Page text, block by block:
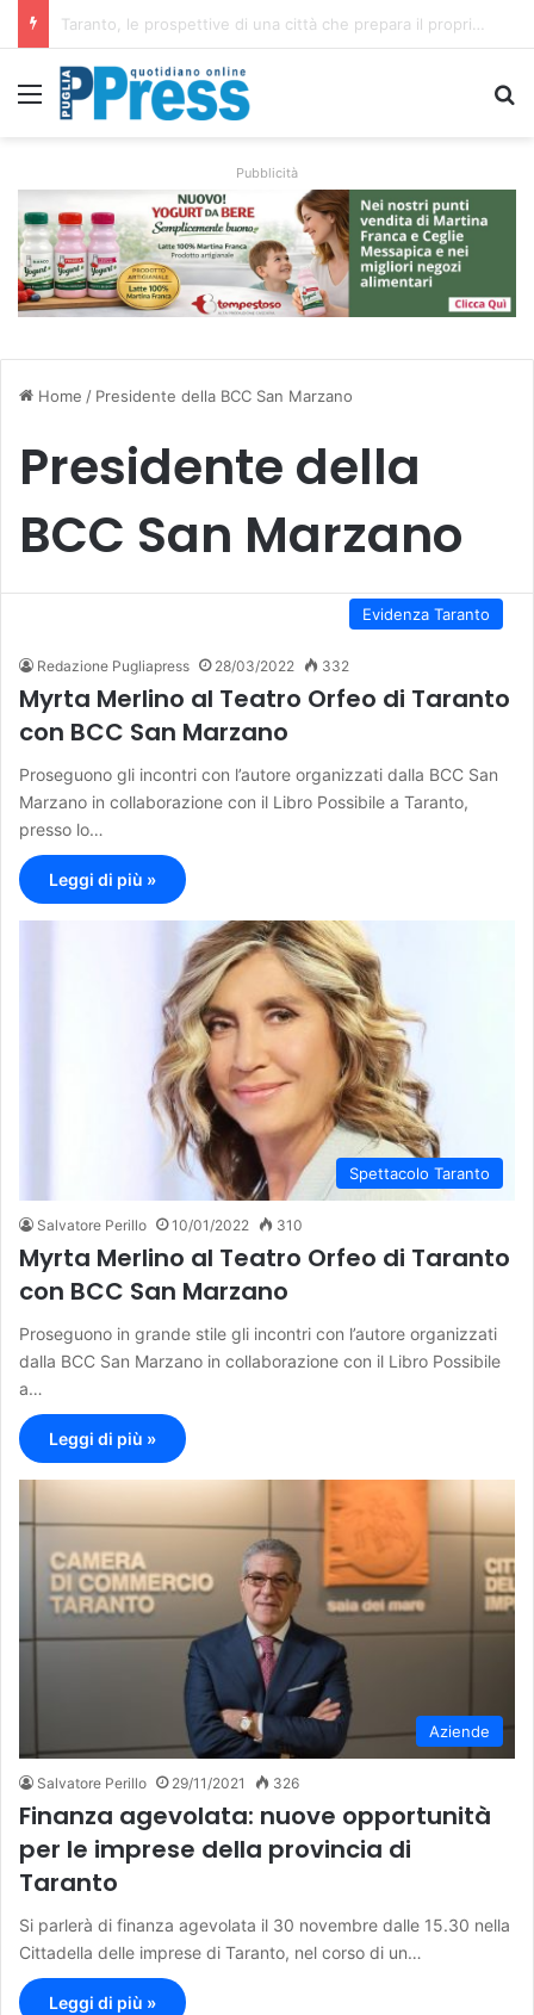
Menu
Pubblicità
Home / Presidente della BCC San Marzano
Presidente della
BCC San Marzano
Evidenza Taranto
Redazione Pugliapress 28/03/2022 332
Myrta Merlino al Teatro Orfeo di Taranto
con BCC San Marzano
Proseguono gli incontri con l’autore organizzati dalla BCC San
Marzano in collaborazione con il Libro Possibile a Taranto,
presso lo…
Leggi di più »
Spettacolo Taranto
Salvatore Perillo 10/01/2022 310
Myrta Merlino al Teatro Orfeo di Taranto
con BCC San Marzano
Proseguono in grande stile gli incontri con l’autore organizzati
dalla BCC San Marzano in collaborazione con il Libro Possibile
a…
Leggi di più »
Aziende
Salvatore Perillo 29/11/2021 326
Finanza agevolata: nuove opportunità
per le imprese della provincia di
Taranto
Si parlerà di finanza agevolata il 30 novembre dalle 15.30 nella
Cittadella delle imprese di Taranto, nel corso di un…
Leggi di più »